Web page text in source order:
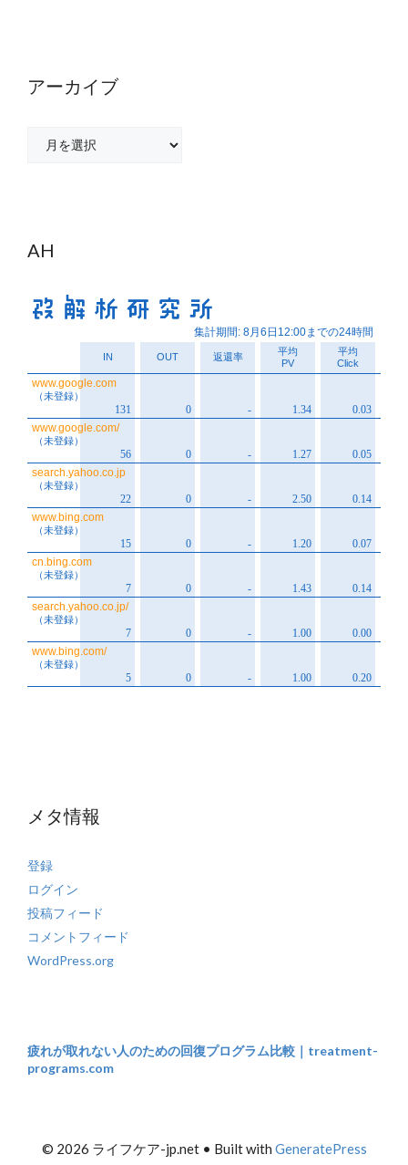
アーカイブ
AH
メタ情報
登録
ログイン
投稿フィード
コメントフィード
WordPress.org
疲れが取れない人のための回復プログラム比較｜treatment-
programs.com
© 2026 ライフケア-jp.net• Built with GeneratePress